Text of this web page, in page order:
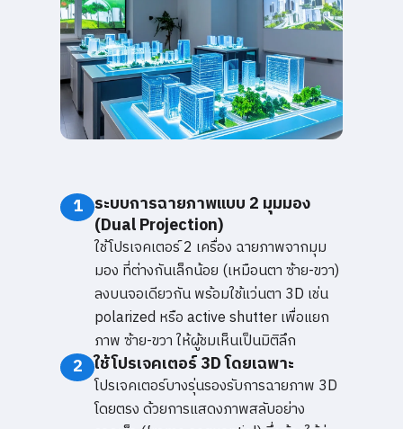
1 ระบบการฉายภาพแบบ 2 มุมมอง
(Dual Projection)
ใช้โปรเจคเตอร์ 2 เครื่อง ฉายภาพจากมุม
มอง ที่ต่างกันเล็กน้อย (เหมือนตา ซ้าย-ขวา)
ลงบนจอเดียวกัน พร้อมใช้แว่นตา 3D เช่น
polarized หรือ active shutter เพื่อแยก
ภาพ ซ้าย-ขวา ให้ผู้ชมเห็นเป็นมิติลึก
2 ใช้โปรเจคเตอร์ 3D โดยเฉพาะ
โปรเจคเตอร์บางรุ่นรองรับการฉายภาพ 3D
โดยตรง ด้วยการแสดงภาพสลับอย่าง